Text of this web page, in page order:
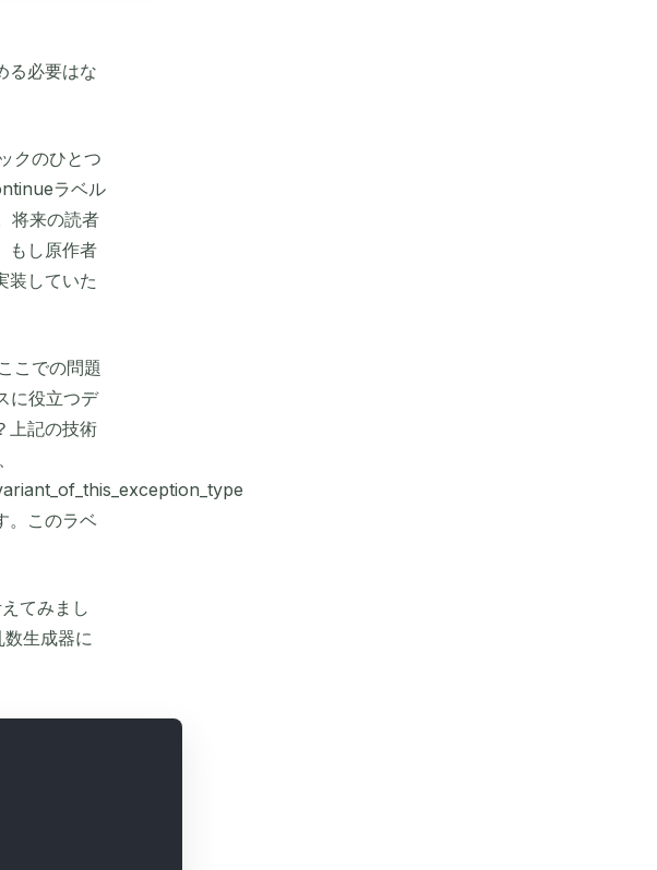
る必要はな
クのひとつ
ラベル
将来の読者
もし原作者
装していた
こでの問題
に役立つデ
上記の技術
。このラベ
てみまし
生成器に